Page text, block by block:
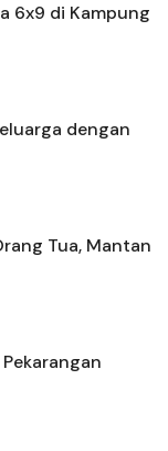
6x9 di Kampung
dengan
Tua, Mantan